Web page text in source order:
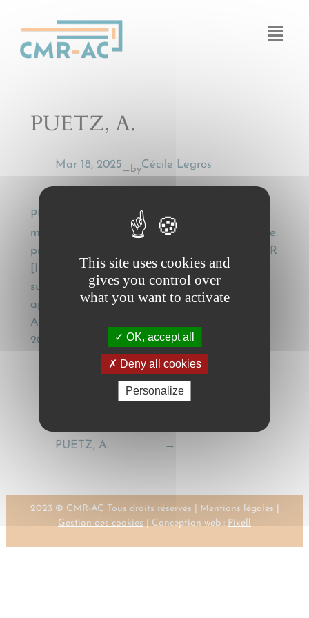
PUETZ, A.
Mar 18, 2025— byCécile Legros
PUETZ, A., Transporte internacional de
mercancías por carretera y sumisión a arbitraje:
problemas en la aplicación del artículo 33 CMR
[International carriage of goods by road and
submission to arbitration: problems of
application of Article 33 CMR] , Revista de
Arbitraje Comercial y de Inversiones, vol. IV-3,
2011, pp. 869-884
PUETZ, A.
→
2023 © CMR-AC Tous droits réservés | Mentions légales
Gestion des cookies | Conception web : Pixell
This site uses cookies and
gives you control over
what you want to activate
OK, accept all
Deny all cookies
Personalize